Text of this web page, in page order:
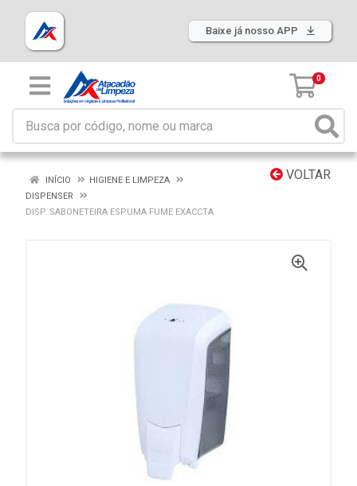
Baixe já nosso APP
0
VOLTAR
INÍCIO
HIGIENE E LIMPEZA
DISPENSER
DISP. SABONETEIRA ESPUMA FUME EXACCTA